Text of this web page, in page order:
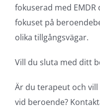
fokuserad med
fokuset på
olika tillgångsvägar.
Vill du sluta med ditt
Är du terapeut och vill
vid beroende?